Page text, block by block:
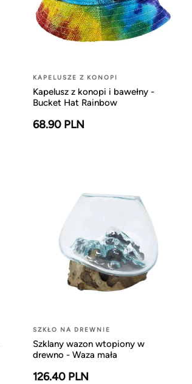
KAPELUSZE Z KONOPI
Kapelusz z konopi i bawełny -
Bucket Hat Rainbow
68.90 PLN
SZKŁO NA DREWNIE
Szklany wazon wtopiony w
drewno - Waza mała
126.40 PLN